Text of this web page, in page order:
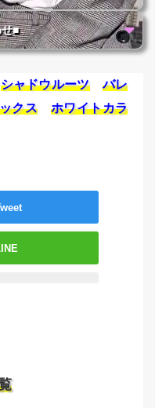
■
シャドウルーツ
バレ
クス
ホワイトカラ